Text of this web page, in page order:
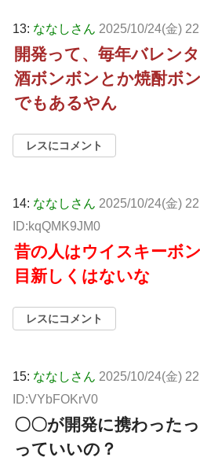
13: ななしさん 2025/10/24(金)
開発って、毎年バレン
酒ボンボンとか焼酎ボ
でもあるやん
レスにコメント
14: ななしさん 2025/10/24(金)
ID:kqQMK9JM0
昔の人はウイスキーボ
目新しくはないな
レスにコメント
15: ななしさん 2025/10/24(金)
ID:VYbFOKrV0
〇〇が開発に携わった
っていいの？